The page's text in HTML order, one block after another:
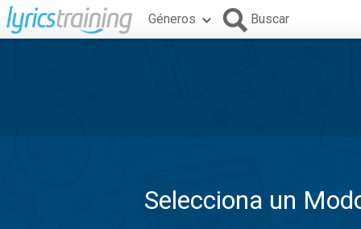
Géneros Buscar
Selecciona un